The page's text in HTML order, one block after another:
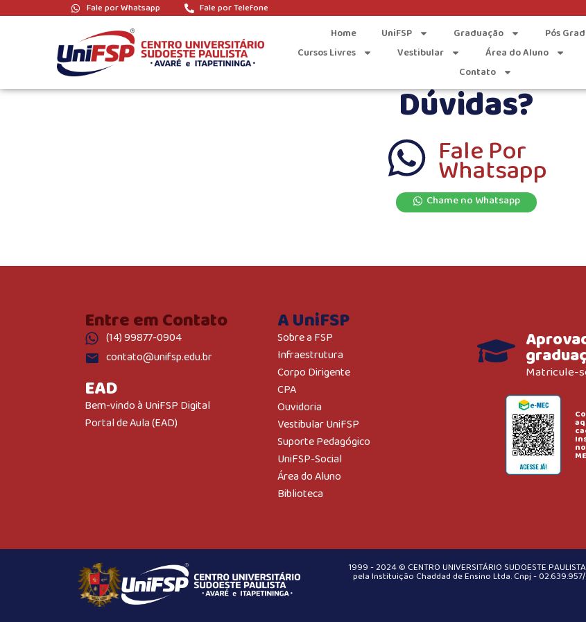
Fale por Whatsapp Fale por Telefone
Home UniFSP Graduação
Pós
Cursos Livres
Vestibular Área do Aluno
Contato
Tag:holidays
Dúvidas?
Fale Por
Whatsapp
Chame no Whatsapp
Entre em Contato
(14) 99877-0904
contato@unifsp.edu.br
EAD
Bem-vindo à UniFSP Digital
Portal de Aula (EAD)
A UniFSP
Sobre a FSP
Infraestrutura
Corpo Dirigente
CPA
Ouvidoria
Vestibular UniFSP
Suporte Pedagógico
UniFSP-Social
Área do Aluno
Biblioteca
Matricule-
1999 - 2024 © CENTRO UNIVERSITÁRIO SUDOESTE
pela Instituição Chaddad de Ensino Ltda. Cnpj -